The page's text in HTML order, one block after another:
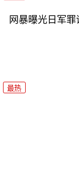
网暴曝光日军
最热